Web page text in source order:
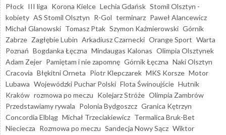
Płock III liga Korona Kielce Lechia Gdańsk Stomil Olsztyn -
kobiety AS Stomil Olsztyn R-Gol terminarz Paweł Alancewicz
Michał Glanowski Tomasz Ptak Szymon Kaźmierowski Górnik
Zabrze Zagłębie Lubin Arkadiusz Czarnecki Orange Sport Warta
Poznań Bogdanka Łęczna Mindaugas Kalonas Olimpia Olsztynek
Adam Zejer Pamiętam i nie zapomnę Górnik Łęczna Naki Olsztyn
Cracovia Błękitni Orneta Piotr Klepczarek MKS Korsze Motor
Lubawa Wojewódzki Puchar Polski Flota Świnoujście Hutnik
Kraków rozmowa po meczu Kolejarz Stróże Olimpia Zambrów
Przedstawiamy rywala Polonia Bydgoszcz Granica Kętrzyn
Concordia Elbląg Michał Trzeciakiewicz Termalica Bruk-Bet
Nieciecza Rozmowa po meczu Sandecja Nowy Sącz Wiktor